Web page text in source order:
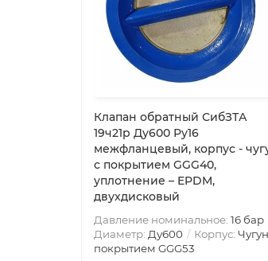
Клапан обратный СибЗТА
19ч21р Ду600 Ру16
межфланцевый, корпус -
с покрытием GGG40,
уплотнение – EPDM,
двухдисковый
Давление номинальное: 16 бар
Диаметр: Ду600 Корпус:
покрытием GGG53